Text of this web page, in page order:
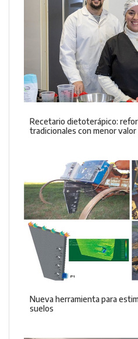
Recetario dietoterápico:
tradicionales con menor valor
Nueva herramienta para
suelos